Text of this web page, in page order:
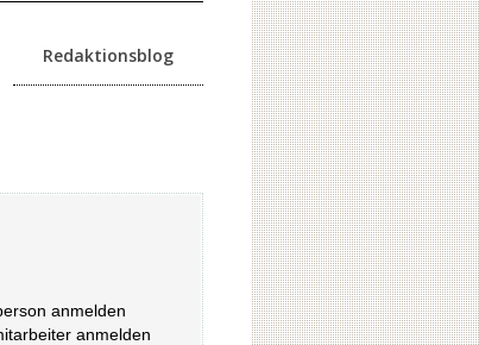
Redaktionsblog
anmelden
anmelden